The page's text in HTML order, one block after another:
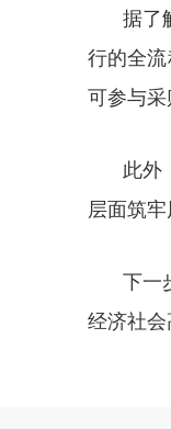
据了
行的全
可参与
此外
层面筑
下一
经济社会